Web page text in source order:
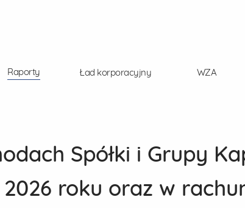
Raporty Ład korporacyjny WZA
Spółki i Grupy
roku oraz w